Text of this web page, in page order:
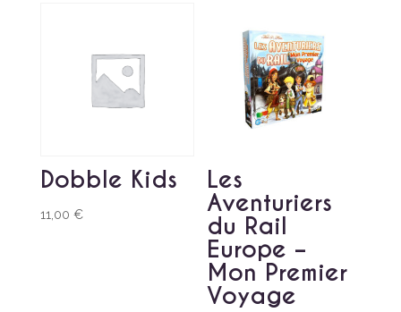
Dobble Kids
11,00 €
Les
Aventuriers
du Rail
Europe –
Mon Premier
Voyage